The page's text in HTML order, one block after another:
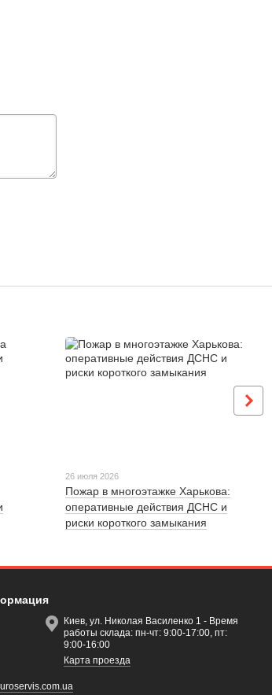
26 июля 2026
Пожар в многоэтажке Харькова:
оперативные действия ДСНС и
риски короткого замыкания
Киев, ул. Николая Василенко 1 - Время
работы склада: пн-чт: 9:00-17:00, пт:
9:00-16:00
Карта проезда